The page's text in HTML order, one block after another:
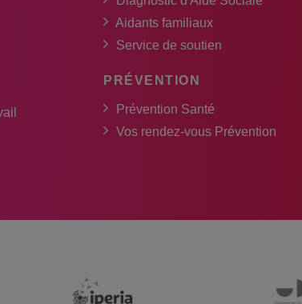
Aidants familiaux
Service de soutien
PRÉVENTION
Prévention Santé
Vos rendez-vous Prévention